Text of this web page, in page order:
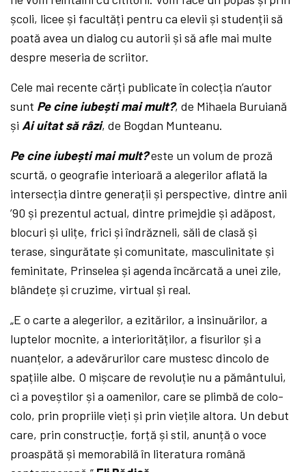
școli, licee și facultăți pentru ca elevii și studenții să
poată avea un dialog cu autorii și să afle mai multe
despre meseria de scriitor.
Cele mai recente cărți publicate în colecția n’autor
sunt Pe cine iubești mai mult?, de Mihaela Buruiană
și Ai uitat să râzi, de Bogdan Munteanu.
Pe cine iubești mai mult?este un volum de proză
scurtă, o geografie interioară a alegerilor aflată la
intersecția dintre generații și perspective, dintre anii
’90 și prezentul actual, dintre primejdie și adăpost,
blocuri și ulițe, frici și îndrăzneli, săli de clasă și
terase, singurătate și comunitate, masculinitate și
feminitate, Prinselea și agenda încărcată a unei zile,
blândețe și cruzime, virtual și real.
„E o carte a alegerilor, a ezitărilor, a insinuărilor, a
luptelor mocnite, a interiorităților, a fisurilor și a
nuanțelor, a adevărurilor care mustesc dincolo de
spațiile albe. O mișcare de revoluție nu a pământului,
ci a poveștilor și a oamenilor, care se plimbă de colo-
colo, prin propriile vieți și prin viețile altora. Un debut
care, prin construcție, forță și stil, anunță o voce
proaspătă și memorabilă în literatura română